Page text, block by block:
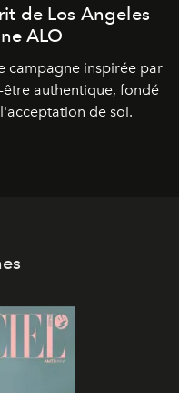
de Los Angeles
ALO
campagne inspirée par
authentique, fondé
de soi.